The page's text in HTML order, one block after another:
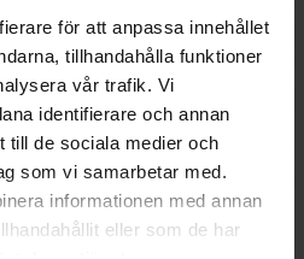
för att anpassa innehållet
tillhandahålla funktioner
vår trafik. Vi
identifierare och annan
till de sociala medier och
som vi samarbetar med.
informationen med annan
eller som de har